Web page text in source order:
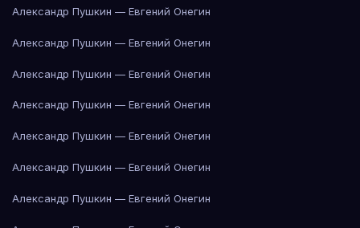
Александр Пушкин — Евгений Онегин
Александр Пушкин — Евгений Онегин
Александр Пушкин — Евгений Онегин
Александр Пушкин — Евгений Онегин
Александр Пушкин — Евгений Онегин
Александр Пушкин — Евгений Онегин
Александр Пушкин — Евгений Онегин